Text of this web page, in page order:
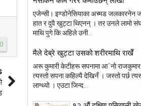
0
एजेन्सी। इण्डोनेसियाका अच्मड जलकारनेन
हात र दुवै खुट्टा थिएनन् । तर उनले लामो
माथि पुगे कि अहिले उनी...
मैले देब्रे खुट्टा उसको शरीरमाथि राखेँ
अरू कुमारी केटीहरू सपनामा आˆनो
त्यस्तो सपना कहिल्यै देखिनँ । जस्तो पर्छ
लाग्थ्यो । एउटा जिन्द...